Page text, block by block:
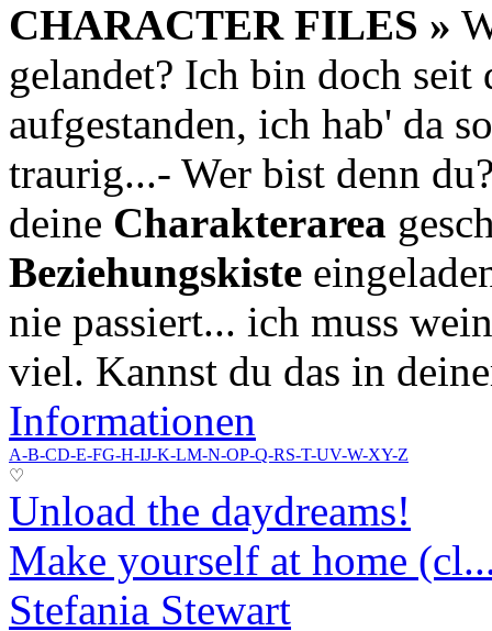
CHARACTER FILES »
gelandet? Ich bin doch seit
aufgestanden, ich hab' da
traurig...- Wer bist denn
deine Charakterarea
Beziehungskiste
nie passiert... ich muss
viel. Kannst du das in
Informationen
A-B-CD-E-FG-H-IJ-K-LM-N-OP-Q-RS-T-UV-W-XY-Z
♡
Unload the daydreams!
Make yourself at home
Stefania Stewart